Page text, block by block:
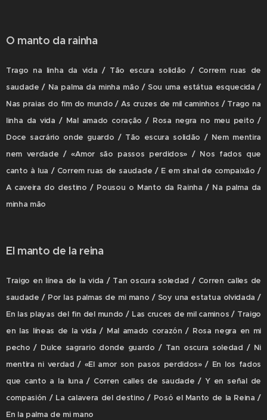
O manto da rainha
Trago na linha da vida / Tão escura solidão / Correm ruas de
saudade / Na palma da minha mão / Sou uma estátua esquecida /
Nas praias do fim do mundo / As cruzes de mil caminhos / Trago na
linha da vida / Mal amado coração / Rosa negra no meu peito /
Doce sacrário onde guardo / Tão escura solidão / Nem mentira
nem verdade / «Amor são passos perdidos» / Nos fados que
canto à lua / Correm ruas de saudade / E em sinal de compaixão /
A caveira do destino / Pousou o Manto da Rainha / Na palma da
minha mão
El manto de la reina
Traigo en línea de la vida / Tan oscura soledad / Corren calles de
saudade / Por las palmas de mi mano / Soy una estatua olvidada /
En las playas del fin del mundo / Las cruces de mil caminos / Traigo
en las líneas de la vida / Mal amado corazón / Rosa negra en mi
pecho / Dulce sagrario donde guardo / Tan oscura soledad / Ni
mentira ni verdad / «El amor son pasos perdidos» / En los fados
que canto a la luna / Corren calles de saudade / Y en señal de
compasión / La calavera del destino / Posó el Manto de la Reina /
En la palma de mi mano